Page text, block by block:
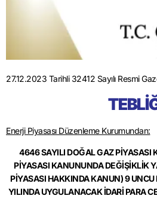
27.12.2023 Tarihli 32412 Sayılı Resmi
Enerji Piyasası Düzenleme Kurumundan:
4646 SAYILI DOĞAL GAZ PİYASASI
PİYASASI KANUNUNDA DEĞİŞİKLİK
PİYASASI HAKKINDA KANUN) 9
YILINDA UYGULANACAK İDARİ PARA